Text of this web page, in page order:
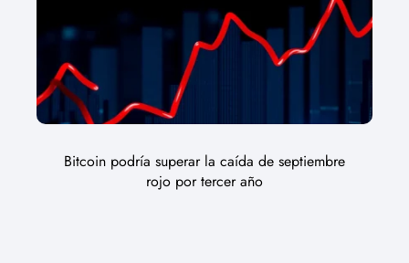
Bitcoin podría superar la caída de septiembre
rojo por tercer año